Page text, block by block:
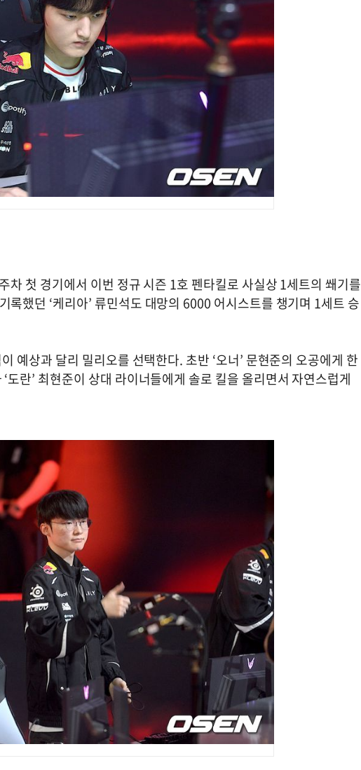
차 첫 경기에서 이번 정규 시즌 1호 펜타킬로 사실상 1세트의 쐐기를
했던 ‘케리아’ 류민석도 대망의 6000 어시스트를 챙기며 1세트 승
예상과 달리 밀리오를 선택한다. 초반 ‘오너’ 문현준의 오공에게 한
도란’ 최현준이 상대 라이너들에게 솔로 킬을 올리면서 자연스럽게